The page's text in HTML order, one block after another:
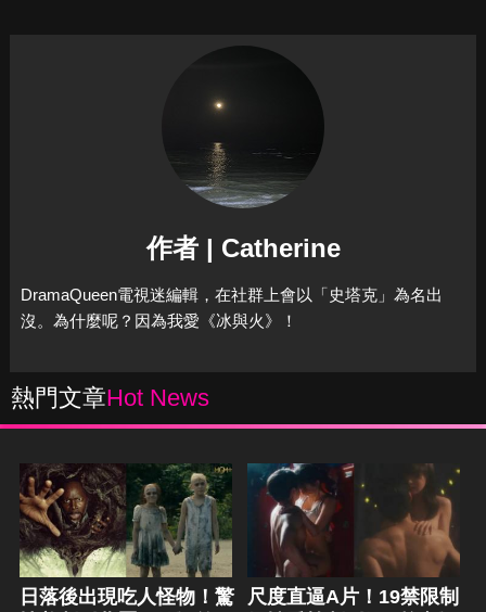
作者 | Catherine
DramaQueen電視迷編輯，在社群上會以「史塔克」為名出
沒。為什麼呢？因為我愛《冰與火》！
熱門文章Hot News
日落後出現吃人怪物！驚
尺度直逼A片！19禁限制